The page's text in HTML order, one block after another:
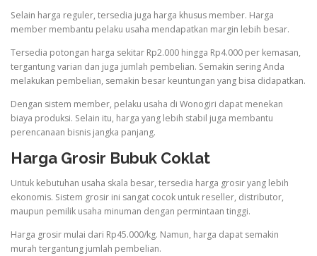
Selain harga reguler, tersedia juga harga khusus member. Harga
member membantu pelaku usaha mendapatkan margin lebih besar.
Tersedia potongan harga sekitar Rp2.000 hingga Rp4.000 per kemasan,
tergantung varian dan juga jumlah pembelian. Semakin sering Anda
melakukan pembelian, semakin besar keuntungan yang bisa didapatkan.
Dengan sistem member, pelaku usaha di Wonogiri dapat menekan
biaya produksi. Selain itu, harga yang lebih stabil juga membantu
perencanaan bisnis jangka panjang.
Harga Grosir Bubuk Coklat
Untuk kebutuhan usaha skala besar, tersedia harga grosir yang lebih
ekonomis. Sistem grosir ini sangat cocok untuk reseller, distributor,
maupun pemilik usaha minuman dengan permintaan tinggi.
Harga grosir mulai dari Rp45.000/kg. Namun, harga dapat semakin
murah tergantung jumlah pembelian.